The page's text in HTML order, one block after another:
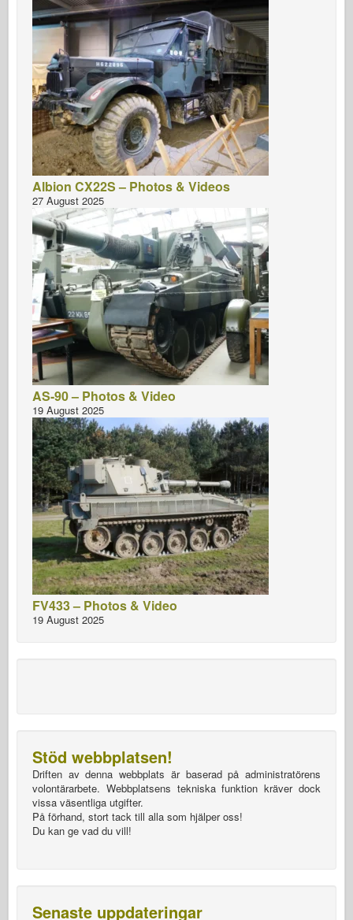
Albion CX22S – Photos & Videos
27 August 2025
AS-90 – Photos & Video
19 August 2025
FV433 – Photos & Video
19 August 2025
Stöd webbplatsen!
Driften av denna webbplats är baserad på administratörens
volontärarbete. Webbplatsens tekniska funktion kräver dock
vissa väsentliga utgifter.
På förhand, stort tack till alla som hjälper oss!
Du kan ge vad du vill!
Senaste uppdateringar